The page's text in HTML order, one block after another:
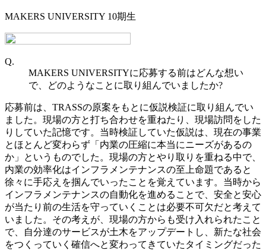
MAKERS UNIVERSITY 10期生
Q.
MAKERS UNIVERSITYに応募する前はどんな想い
で、どのようなことに取り組んでいましたか?
応募前は、TRASSの原案をもとに仮説検証に取り組んでい
ました。現場の方と打ち合わせを重ねたり、現場訪問をした
りしていた記憶です。当時検証していた仮説は、現在の事業
とほとんど変わらず「内業の圧縮に本当にニーズがあるの
か」というものでした。現場の方とやり取りを重ねる中で、
内業の効率化はインフラメンテナンスの至上命題であると
徐々に手応えを掴んでいったことを覚えています。当時から
インフラメンテナンスの自動化を進めることで、安全と安心
が当たり前の生活を守っていくことは必要不可欠だと考えて
いました。その考えが、現場の方からも受け入れられたこと
で、自分達のサービスが土木をアップデートし、新たな社会
をつくっていく確信へと変わってきていたタイミングだった